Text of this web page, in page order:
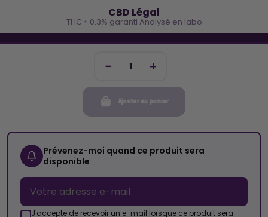
Ajouter au panier
Prévenez-moi quand ce produit sera
disponible
J'accepte de recevoir un e-mail lorsque ce produit sera
CBD Légal
THC < 0.3% garanti Analysé en labo
Inscris-toi et reçois -10€ sur ta prochaine commande
Cocorikush
Top Catégories
Nous Suivre